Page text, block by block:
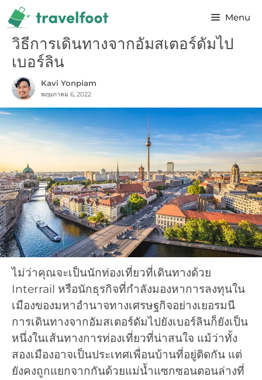
Skip
to
content
Menu
วิธีการเดินทางจากอัมสเตอร์ดัมไป
เบอร์ลิน
Kavi Yonpiam
พฤษภาคม 6, 2022
ไม่ว่าคุณจะเป็นนักท่องเที่ยวที่เดินทางด้วย
Interrail หรือนักธุรกิจที่กำลังมองหาการลงทุนใน
เมืองของมหาอำนาจทางเศรษฐกิจอย่างเยอรมนี
การเดินทางจากอัมสเตอร์ดัมไปยังเบอร์ลินก็ยังเป็น
หนึ่งในเส้นทางการท่องเที่ยวที่น่าสนใจ แม้ว่าทั้ง
สองเมืองอาจเป็นประเทศเพื่อนบ้านที่อยู่ติดกัน แต่
ยังคงถูกแยกจากกันด้วยแม่น้ำแซกซอนตอนล่างที่